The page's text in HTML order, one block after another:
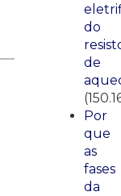
do
de
Por
que
as
fases
da